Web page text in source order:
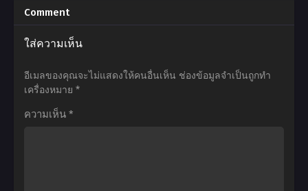
ที่1-
30
ซับ
นิ
เมะ
Goblin
ก็
ลินส
เมะ
Clover
Comment
ใส่ความเห็น
อีเมลของคุณจะไม่แสดงให้คนอื่นเห็น ช่องข้อมูลจำเป็นถูกทำ
เครื่องหมาย *
ความเห็น *